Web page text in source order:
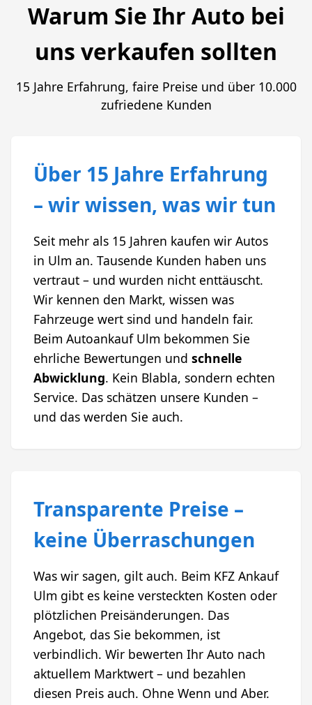
Warum Sie Ihr Auto bei
uns verkaufen sollten
15 Jahre Erfahrung, faire Preise und über 10.000
zufriedene Kunden
Über 15 Jahre Erfahrung
– wir wissen, was wir tun
Seit mehr als 15 Jahren kaufen wir Autos
in Ulm an. Tausende Kunden haben uns
vertraut – und wurden nicht enttäuscht.
Wir kennen den Markt, wissen was
Fahrzeuge wert sind und handeln fair.
Beim Autoankauf Ulm bekommen Sie
ehrliche Bewertungen und schnelle
Abwicklung. Kein Blabla, sondern echten
Service. Das schätzen unsere Kunden –
und das werden Sie auch.
Transparente Preise –
keine Überraschungen
Was wir sagen, gilt auch. Beim KFZ Ankauf
Ulm gibt es keine versteckten Kosten oder
plötzlichen Preisänderungen. Das
Angebot, das Sie bekommen, ist
verbindlich. Wir bewerten Ihr Auto nach
aktuellem Marktwert – und bezahlen
diesen Preis auch. Ohne Wenn und Aber.